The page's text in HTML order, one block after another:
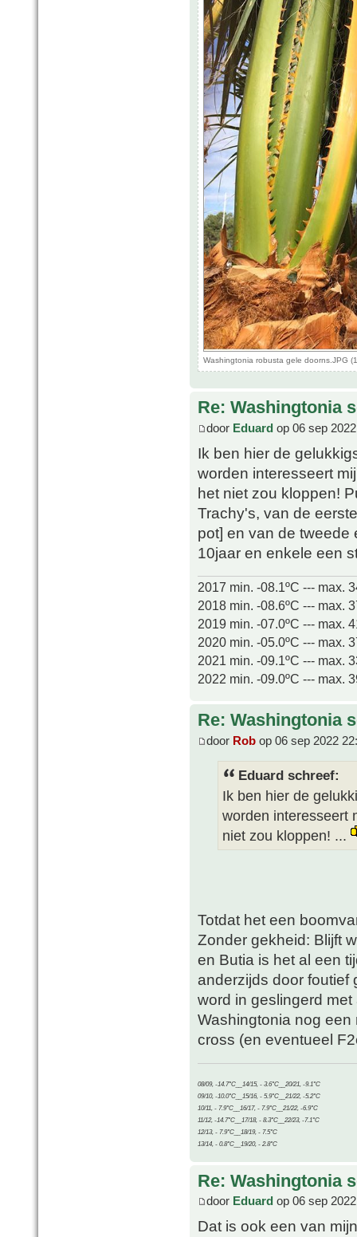
Washingtonia robusta gele doorns.JPG
Re: Washingtonia
door Eduard op 06 sep
Ik ben hier de
worden interesseert
het niet zou kloppen!
Trachy's, van de
pot] en van de tweede
10jaar en enkele een
2017 min. -08.1ºC --- max.
2018 min. -08.6ºC --- max.
2019 min. -07.0ºC --- max.
2020 min. -05.0ºC --- max.
2021 min. -09.1ºC --- max.
2022 min. -09.0ºC --- max.
Re: Washingtonia
door Rob op 06 sep 2022
Eduard schreef:
Ik ben hier de
worden interesseert
niet zou kloppen! ...
Totdat het een
Zonder gekheid: Blijft
en Butia is het al een
anderzijds door foutief
word in geslingerd
Washingtonia nog een
cross (en eventueel
08/09, -14.7°C__14/15, - 3.6°C__20/21, -9.1°C
09/10, -10.0°C__15/16, - 5.9°C__21/22, -5.2°C
10/11, - 7.9°C__16/17, - 7.9°C__21/22, -6.9°C
11/12, -14.7°C__17/18, - 8.3°C__22/23, -7.1°C
12/13, - 7.9°C__18/19, - 7.5°C
13/14, - 0.8°C__19/20, - 2.8°C
Re: Washingtonia
door Eduard op 06 sep
Dat is ook een van